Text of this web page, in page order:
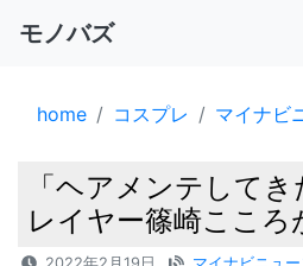
モノバズ
home コスプレ マイナビ
「ヘアメンテして
レイヤー篠崎ここ